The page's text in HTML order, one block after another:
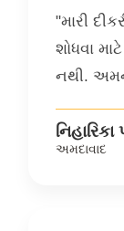
"મારી
શોધવા
નથી.
અમદાવાદ